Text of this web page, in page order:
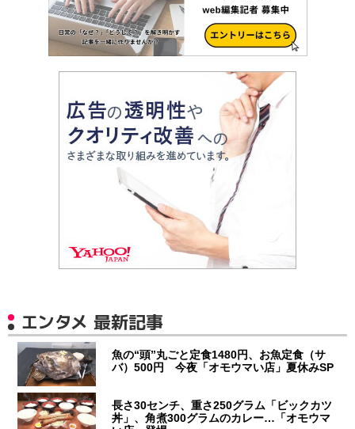
エンタメ 最新記事
魚の“頭”丸ごと定食1480円、お魚定食（サ
バ）500円 今夜「オモウマい店」夏休みSP
長さ30センチ、重さ250グラム「ビックカツ
丼」、角煮300グラムのカレー…「オモウマ